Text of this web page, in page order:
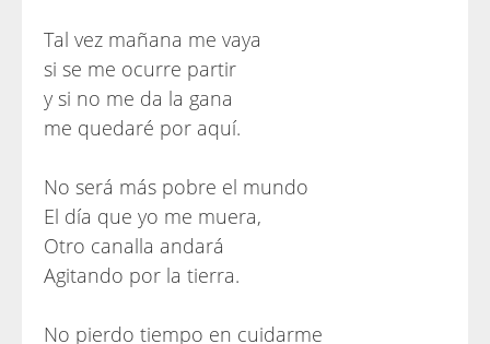
Tal vez mañana me vaya
si se me ocurre partir
y si no me da la gana
me quedaré por aquí.
No será más pobre el mundo
El día que yo me muera,
Otro canalla andará
Agitando por la tierra.
No pierdo tiempo en cuidarme